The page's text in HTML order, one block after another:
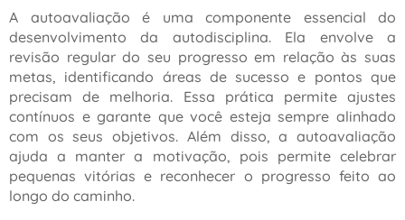
A autoavaliação é uma componente essencial do
desenvolvimento da autodisciplina. Ela envolve a
revisão regular do seu progresso em relação às suas
metas, identificando áreas de sucesso e pontos que
precisam de melhoria. Essa prática permite ajustes
contínuos e garante que você esteja sempre alinhado
com os seus objetivos. Além disso, a autoavaliação
ajuda a manter a motivação, pois permite celebrar
pequenas vitórias e reconhecer o progresso feito ao
longo do caminho.